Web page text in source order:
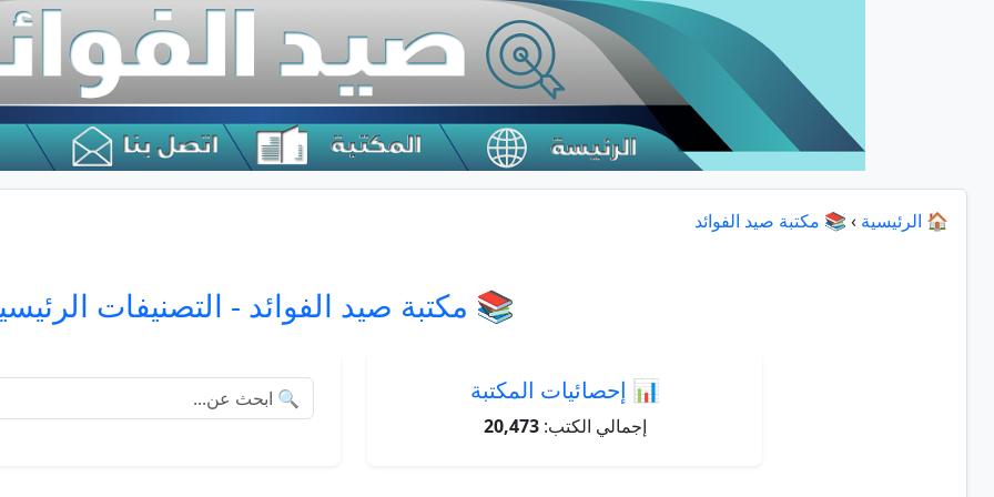
🏠 الرئيسية › 📚 مكتبة صيد الفوائد
📚 مكتبة صيد الفوائد - التصنيفات
📊 إحصائيات المكتبة
إجمالي الكتب:20,473